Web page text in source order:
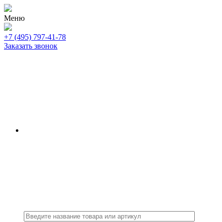
Меню
+7 (495) 797-41-78
Заказать звонок